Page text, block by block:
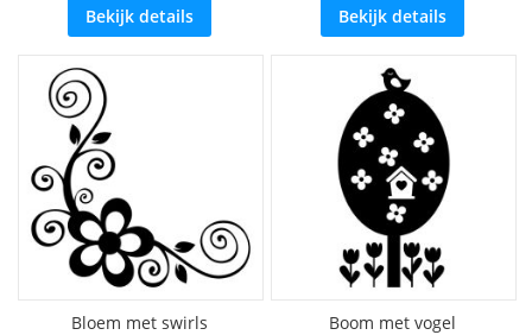
Bekijk details
Bekijk details
Bloem met swirls Boom met vogel